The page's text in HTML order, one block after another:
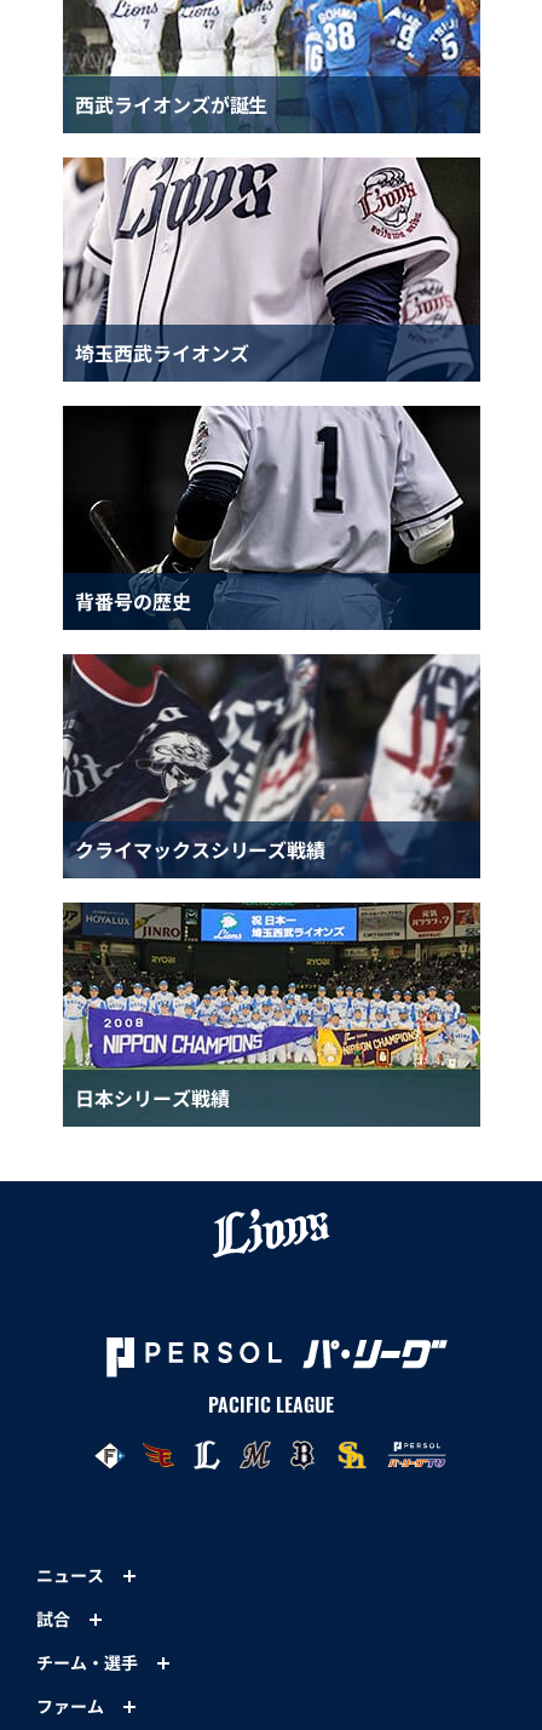
西武ライオンズが誕生
埼玉西武ライオンズ
背番号の歴史
クライマックスシリーズ戦績
日本シリーズ戦績
PACIFIC LEAGUE
ニュース
試合
チーム・選手
ファーム